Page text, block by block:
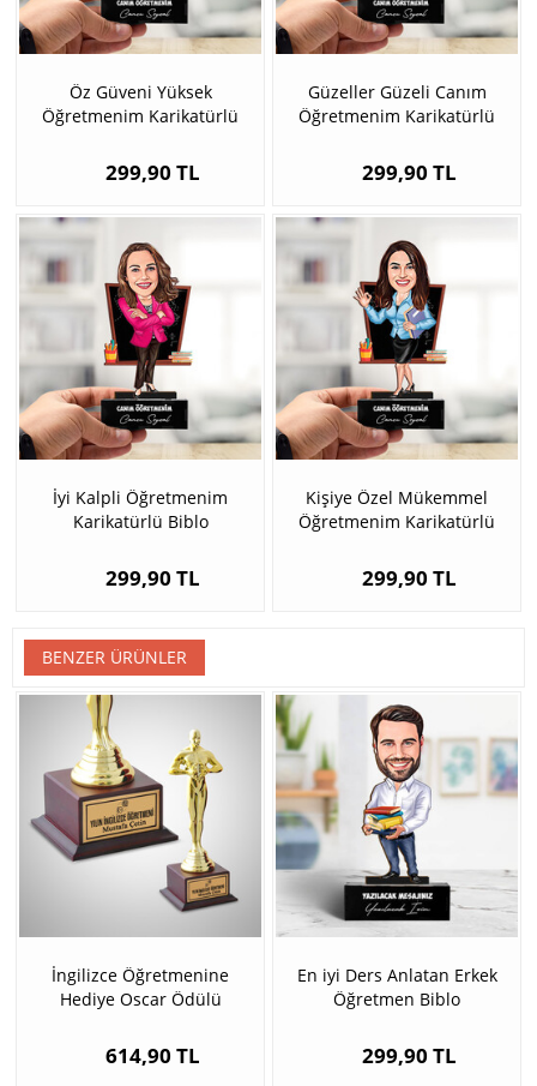
Öz Güveni Yüksek
Öğretmenim Karikatürlü
299,90 TL
Güzeller Güzeli Canım
Öğretmenim Karikatürlü
299,90 TL
İyi Kalpli Öğretmenim
Karikatürlü Biblo
299,90 TL
Kişiye Özel Mükemmel
Öğretmenim Karikatürlü
299,90 TL
BENZER ÜRÜNLER
İngilizce Öğretmenine
Hediye Oscar Ödülü
614,90 TL
En iyi Ders Anlatan Erkek
Öğretmen Biblo
299,90 TL